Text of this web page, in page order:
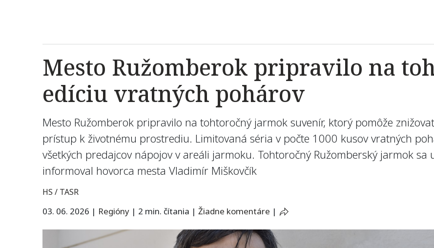
Mesto Ružomberok pripravilo na
edíciu vratných pohárov
Mesto Ružomberok pripravilo na tohtoročný jarmok suvenír, ktorý pomôže
prístup k životnému prostrediu. Limitovaná séria v počte 1000 kusov vratných
všetkých predajcov nápojov v areáli jarmoku. Tohtoročný Ružomberský jarmok sa
informoval hovorca mesta Vladimír Miškovčík
HS / TASR
03. 06. 2026 | Regióny | 2 min. čítania | Žiadne komentáre |